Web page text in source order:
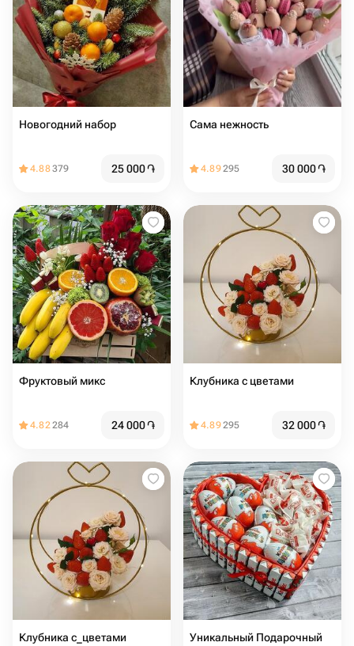
Новогодний набор
4.88379 25 000֏
Сама нежность
4.89295 30 000֏
Фруктовый микс
4.82284 24 000֏
Клубника с цветами
4.89295 32 000֏
Клубника с_цветами
Уникальный Подарочный